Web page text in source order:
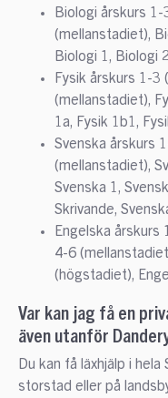
Biologi årskurs
(mellanstadiet),
Biologi 1, Biologi
Fysik årskurs 1-3
(mellanstadiet),
1a, Fysik 1b1,
Svenska årskurs
(mellanstadiet),
Svenska 1,
Skrivande,
Engelska årskurs
4-6
(högstadiet),
Var kan jag få en
även utanför
Du kan få läxhjälp i
storstad eller på